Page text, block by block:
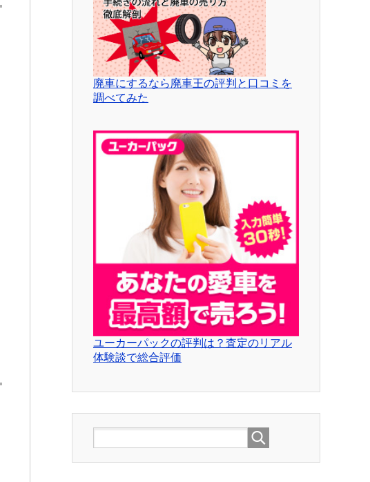
廃車にするなら廃車王の評判と口コミを
調べてみた
ユーカーパックの評判は？査定のリアル
体験談で総合評価